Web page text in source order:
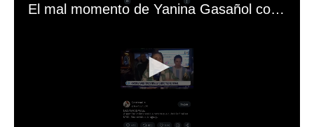
El mal momento de Yanina Gasañol con un hincha argentino en "Subrayado"